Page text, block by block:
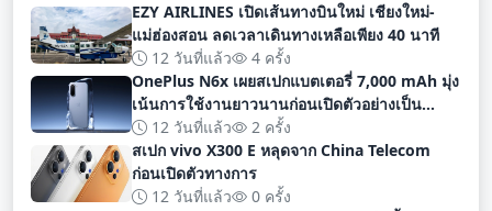
EZY AIRLINES เปิดเส้นทางบินใหม่ เชียงใหม่-
แม่ฮ่องสอน ลดเวลาเดินทางเหลือเพียง 40 นาที
12 วันที่แล้ว
4 ครั้ง
OnePlus N6x เผยสเปกแบตเตอรี่ 7,000 mAh มุ่ง
เน้นการใช้งานยาวนานก่อนเปิดตัวอย่างเป็น
ทางการ
12 วันที่แล้ว
2 ครั้ง
สเปก vivo X300 E หลุดจาก China Telecom
ก่อนเปิดตัวทางการ
12 วันที่แล้ว
0 ครั้ง